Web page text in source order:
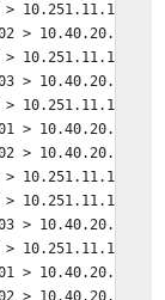
>
>
>
>
>
>
>
>
>
>
>
>
>